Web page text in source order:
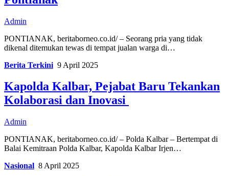
Admin
PONTIANAK, beritaborneo.co.id/ – Seorang pria yang tidak
dikenal ditemukan tewas di tempat jualan warga di…
Berita Terkini 9 April 2025
Kapolda Kalbar, Pejabat Baru Tekankan
Kolaborasi dan Inovasi
Admin
PONTIANAK, beritaborneo.co.id/ – Polda Kalbar – Bertempat di
Balai Kemitraan Polda Kalbar, Kapolda Kalbar Irjen…
Nasional 8 April 2025